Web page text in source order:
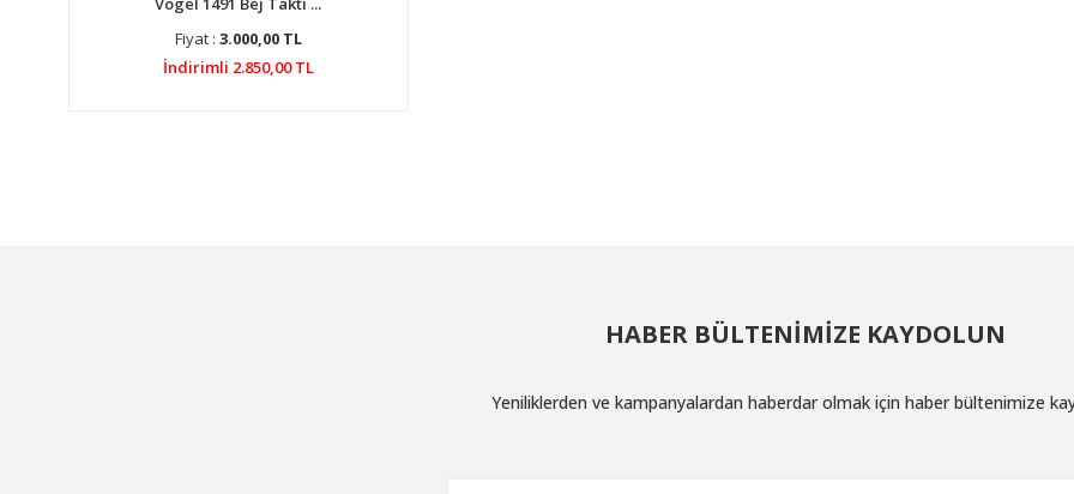
Fiyat : 3.000,00 TL
İndirimli 2.850,00 TL
HABER BÜLTENİMİZE KAYDOLUN
Yeniliklerden ve kampanyalardan haberdar olmak için haber bültenimize